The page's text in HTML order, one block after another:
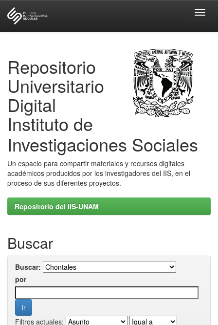
Repositorio
Universitario
Digital
Instituto de
Investigaciones Sociales
Un espacio para compartir materiales y recursos digitales
académicos producidos por los investigadores del IIS, en el
proceso de sus diferentes proyectos.
Repositorio del IIS-UNAM
Buscar
Buscar:
por
Filtros actuales: